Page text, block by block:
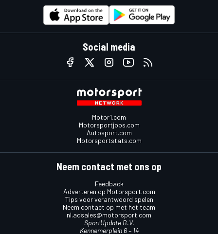
Social media
Motor1.com
Motorsportjobs.com
Autosport.com
Motorsportstats.com
Neem contact met ons op
Feedback
Adverteren op Motorsport.com
Tips voor verantwoord spelen
Neem contact op met het team
nl.adsales@motorsport.com
SportUpdate B.V.
Kennemerplein 6 – 14